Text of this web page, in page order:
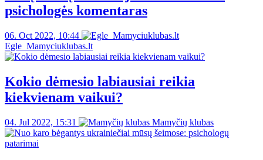
psichologės komentaras
06. Oct 2022, 10:44
Egle_Mamyciuklubas.lt
Kokio dėmesio labiausiai reikia
kiekvienam vaikui?
04. Jul 2022, 15:31 Mamyčių klubas